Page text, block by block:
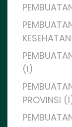
(1)
PROVINSI